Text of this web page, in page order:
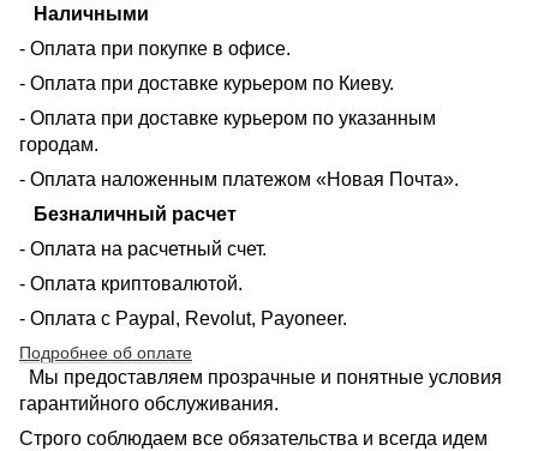
Наличными
- Оплата при покупке в офисе.
- Оплата при доставке курьером по Киеву.
- Оплата при доставке курьером по указанным
городам.
- Оплата наложенным платежом «Новая Почта».
Безналичный расчет
- Оплата на расчетный счет.
- Оплата криптовалютой.
- Оплата с Paypal, Revolut, Payoneer.
Подробнее об оплате
Мы предоставляем прозрачные и понятные условия
гарантийного обслуживания.
Строго соблюдаем все обязательства и всегда идем